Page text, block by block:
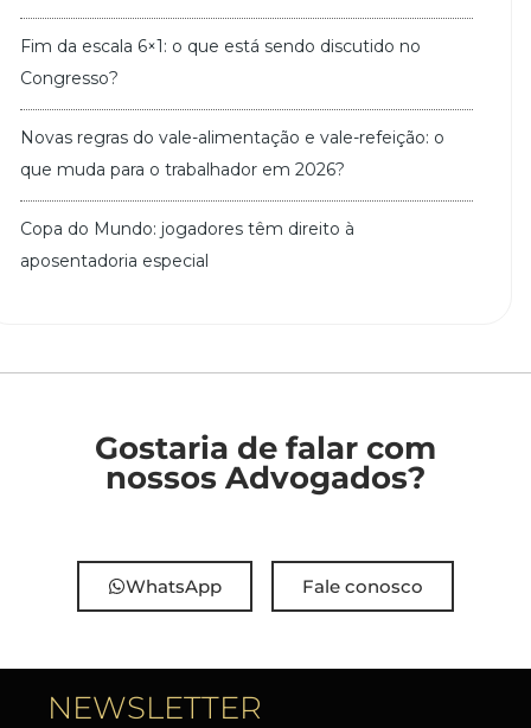
Fim da escala 6×1: o que está sendo discutido no
Congresso?
Novas regras do vale-alimentação e vale-refeição: o
que muda para o trabalhador em 2026?
Copa do Mundo: jogadores têm direito à
aposentadoria especial
Gostaria de falar com
nossos Advogados?
WhatsApp Fale conosco
NEWSLETTER